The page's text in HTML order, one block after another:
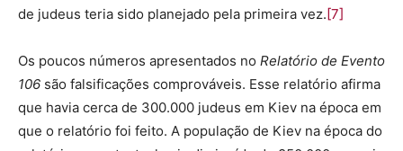
de judeus teria sido planejado pela primeira vez.[7]
Os poucos números apresentados no Relatório de Evento
106 são falsificações comprováveis. Esse relatório afirma
que havia cerca de 300.000 judeus em Kiev na época em
que o relatório foi feito. A população de Kiev na época do